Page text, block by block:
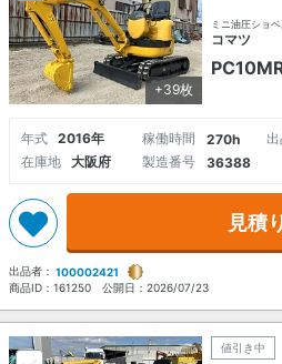
+39枚
ミニ油圧ショ
コマツ
年式 2016年 稼働時間 270h
在庫地
大阪府 製造番号 36388
見積
出品者： 100002421
商品ID： 161250 公開日： 2026/07/23
値引き中